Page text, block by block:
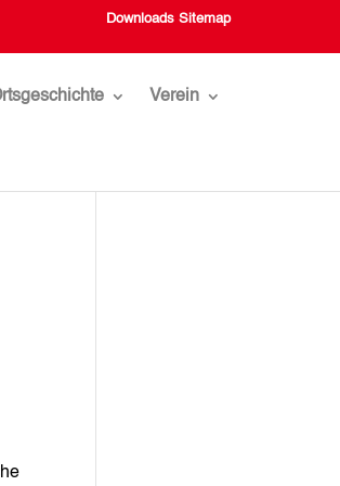
Downloads Sitemap
Verein